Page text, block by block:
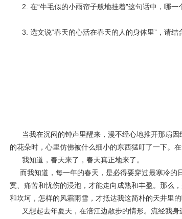
2. 在“牛毛似的小雨帘子般地挂着”这句话中，哪一
3. 选文说“春天的心活在春天的人的身体里”，请结
当我在沉闷的钟声里醒来，漫不经心地推开那扇因
的花朵时，心里仿佛被什么细小的东西猛叮了一下。
我知道，春天来了，春天真正地来了。
而我知道，每一年的春天，是必得要穿过最寒冷的
寞、痛苦和忧伤的浸泡，才能走向成熟和丰盈。那么
和坎坷，怎样的风霜雨雪，才抵达我这简朴的天井里的
又想起去年夏天，在涪江边散步的情形。流经我身